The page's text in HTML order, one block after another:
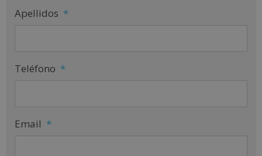
Apellidos *
Teléfono *
Email *